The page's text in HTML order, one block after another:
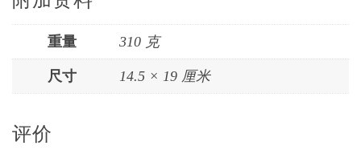
重量 310 克
尺寸 14.5 × 19 厘米
评价